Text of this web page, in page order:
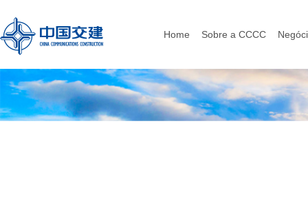
Home Sobre a CCCC